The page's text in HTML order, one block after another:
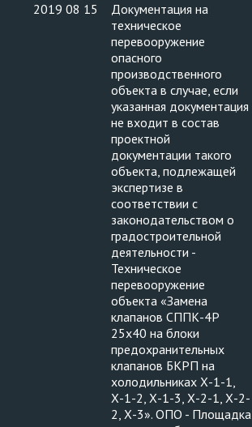
2019 08 15
Документация на
техническое
перевооружение
опасного
производственного
объекта в случае, если
указанная документация
не входит в состав
проектной
документации такого
объекта, подлежащей
экспертизе в
соответствии с
законодательством о
градостроительной
деятельности -
Техническое
перевооружение
объекта «Замена
клапанов СППК-4Р
25х40 на блоки
предохранительных
клапанов БКРП на
холодильниках Х-1-1,
Х-1-2, Х-1-3, Х-2-1, Х-2-
2, Х-3». ОПО - Площадка